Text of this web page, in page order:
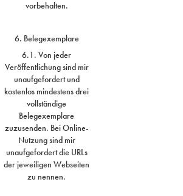
vorbehalten.
6. Belegexemplare
6.1. Von jeder
Veröffentlichung sind mir
unaufgefordert und
kostenlos mindestens drei
vollständige
Belegexemplare
zuzusenden. Bei Online-
Nutzung sind mir
unaufgefordert die URLs
der jeweiligen Webseiten
zu nennen.